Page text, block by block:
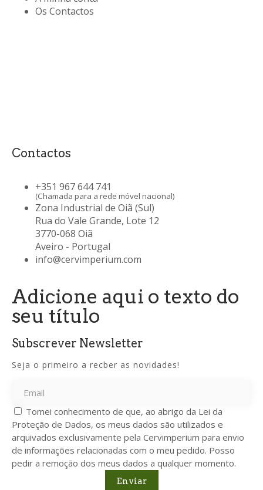
Os Contactos
Contactos
+351 967 644 741
(Chamada para a rede móvel nacional)
Zona Industrial de Oiã (Sul)
Rua do Vale Grande, Lote 12
3770-068 Oiã
Aveiro - Portugal
info@cervimperium.com
Adicione aqui o texto do
seu título
Subscrever Newsletter
Seja o primeiro a recber as novidades!
Tomei conhecimento de que, ao abrigo da Lei da
Proteção de Dados, os meus dados são utilizados e
arquivados exclusivamente pela Cervimperium para envio
de informações relacionadas com o meu pedido. Posso
pedir a remoção dos meus dados a qualquer momento.
Enviar